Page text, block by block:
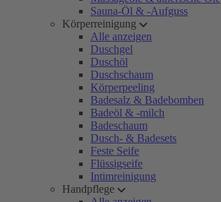
Sauna-Öl & -Aufguss
Körperreinigung
Alle anzeigen
Duschgel
Duschöl
Duschschaum
Körperpeeling
Badesalz & Badebomben
Badeöl & -milch
Badeschaum
Dusch- & Badesets
Feste Seife
Flüssigseife
Intimreinigung
Handpflege